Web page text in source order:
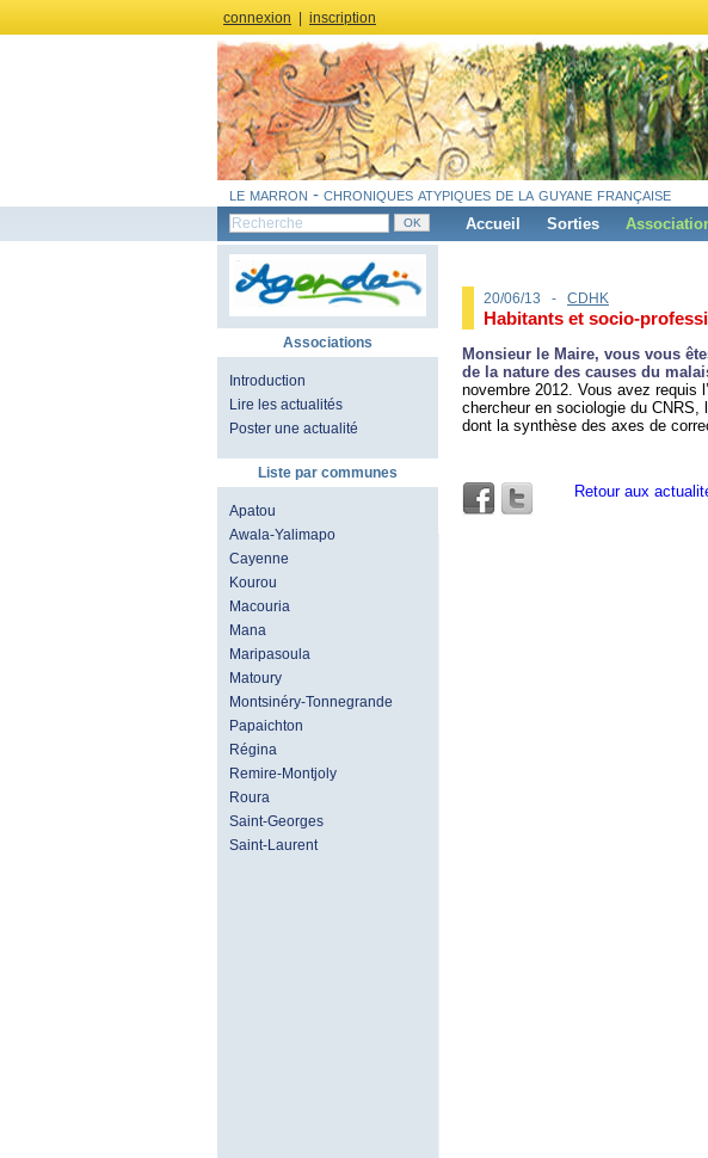
connexion inscription
le marron - chroniques atypiques de la guyane française
Accueil Sorties
Associations
Introduction
Lire les actualités
Poster une actualité
Liste par communes
Apatou
Awala-Yalimapo
Cayenne
Kourou
Macouria
Mana
Maripasoula
Matoury
Montsinéry-Tonnegrande
Papaichton
Régina
Remire-Montjoly
Roura
Saint-Georges
Saint-Laurent
20/06/13 - CDHK
Habitants et socio-
Monsieur le Maire, vous vous
de la nature des causes du
novembre 2012. Vous avez requis
chercheur en sociologie du CNRS,
dont la synthèse des axes de
Retour aux